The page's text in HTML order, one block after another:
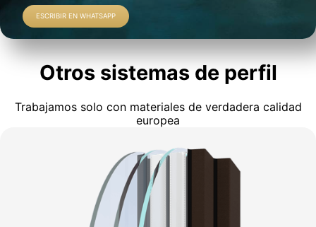
ESCRIBIR EN WHATSAPP
Otros sistemas de perfil
Trabajamos solo con materiales de verdadera calidad
europea